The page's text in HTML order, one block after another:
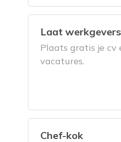
Laat
Plaats gratis je cv
vacatures.
Chef-kok